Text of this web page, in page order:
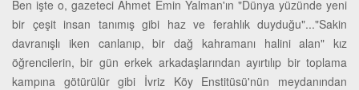
Ben işte o, gazeteci Ahmet Emin Yalman'ın "Dünya yüzünde yeni
bir çeşit insan tanımış gibi haz ve ferahlık duyduğu"..."Sakin
davranışlı iken canlanıp, bir dağ kahramanı halini alan" kız
öğrencilerin, bir gün erkek arkadaşlarından ayırtılıp bir toplama
kampına götürülür gibi İvriz Köy Enstitüsü'nün meydanından